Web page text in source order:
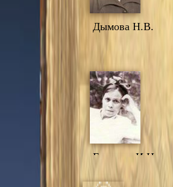
Дымова Н.В.
Елохина И.Н.